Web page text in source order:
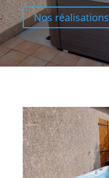
Nos réalisations